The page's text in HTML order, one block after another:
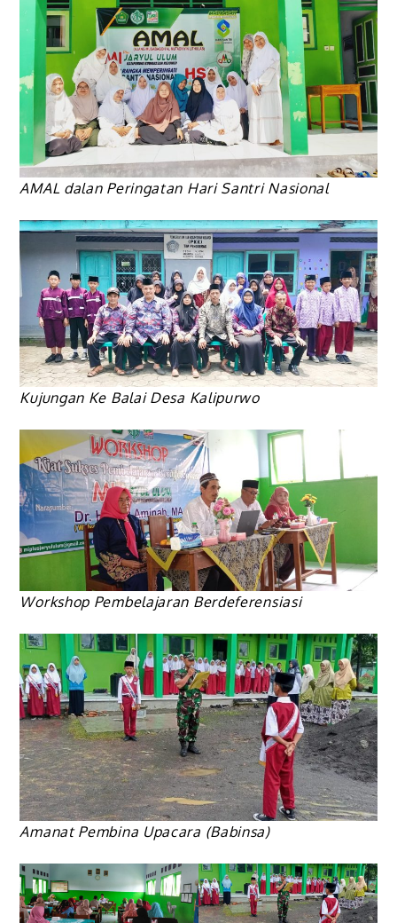
AMAL dalan Peringatan Hari Santri Nasional
Kujungan Ke Balai Desa Kalipurwo
Workshop Pembelajaran Berdeferensiasi
Amanat Pembina Upacara (Babinsa)